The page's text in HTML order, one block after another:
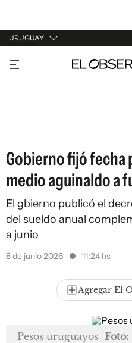
URUGUAY
URUGUAY
ARGENTINA
Gobierno fijó fecha
medio aguinaldo a
El gbierno publicó el
del sueldo anual
a junio
8 de junio 2026 11:24 hs
Agregar El
Pesos uruguayos Foto: